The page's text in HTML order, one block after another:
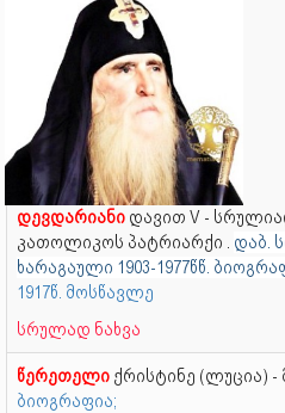
დევდარიანი დავით V -
კათოლიკოს პატრიარქი . დაბ.
ხარაგაული 1903-1977წწ.
1917წ. მოსწავლე
სრულად ნახვა
წერეთელი ქრისტინე (ლუცია) -
ბიოგრაფია;